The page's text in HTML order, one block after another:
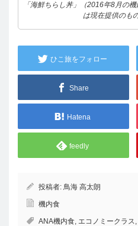
「海鮮ちらし丼」（2016年8月の
は現在提供のも
ひこ旅をフォロー
Share
Hatena
feedly
投稿者: 鳥海 高太朗
機内食
ANA機内食, エコノミークラス,